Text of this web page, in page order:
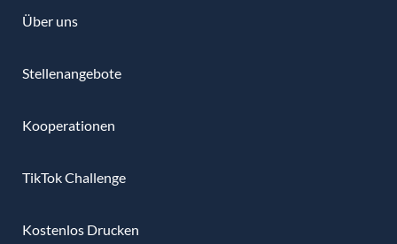
Über uns
Stellenangebote
Kooperationen
TikTok Challenge
Kostenlos Drucken